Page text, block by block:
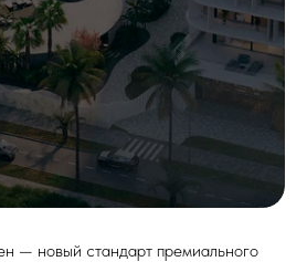
— новый стандарт премиального